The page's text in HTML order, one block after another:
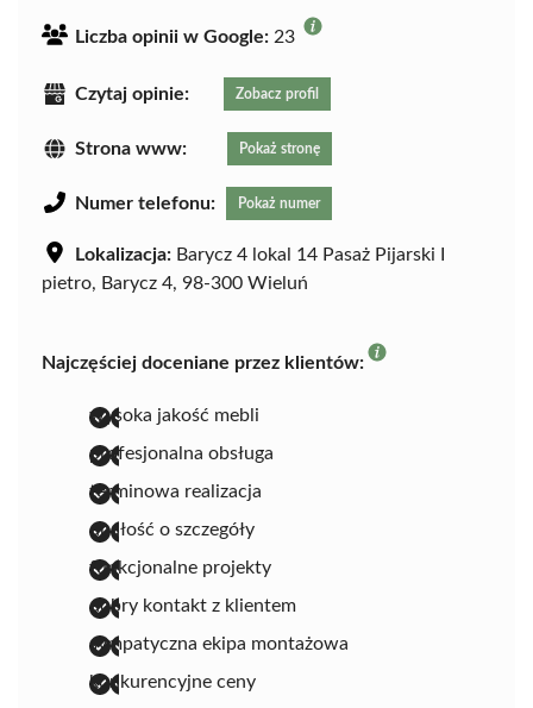
Liczba opinii w Google: 23
Czytaj opinie: Zobacz profil
Strona www: Pokaż stronę
Numer telefonu: Pokaż numer
Lokalizacja: Barycz 4 lokal 14 Pasaż Pijarski I
pietro, Barycz 4, 98-300 Wieluń
Najczęściej doceniane przez klientów:
wysoka jakość mebli
profesjonalna obsługa
terminowa realizacja
dbałość o szczegóły
funkcjonalne projekty
dobry kontakt z klientem
sympatyczna ekipa montażowa
konkurencyjne ceny